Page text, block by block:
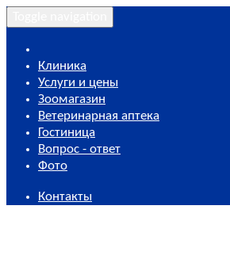
Клиника
Услуги и цены
Зоомагазин
Ветеринарная аптека
Гостиница
Вопрос - ответ
Фото
Контакты